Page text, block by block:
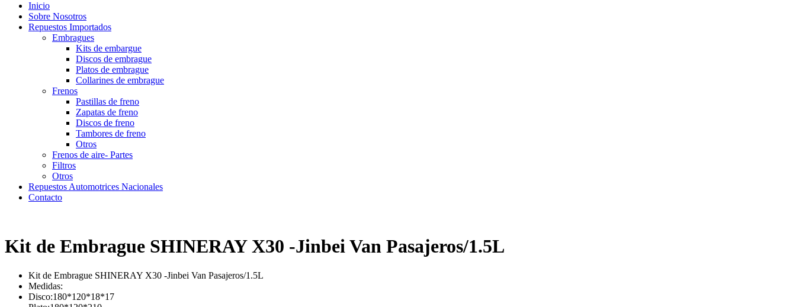
Inicio
Sobre Nosotros
Repuestos Importados
Embragues
Kits de embargue
Discos de embrague
Platos de embrague
Collarines de embrague
Frenos
Pastillas de freno
Zapatas de freno
Discos de freno
Tambores de freno
Otros
Frenos de aire- Partes
Filtros
Otros
Repuestos Automotrices Nacionales
Contacto
Kit de Embrague SHINERAY X30 -Jinbei Van Pasajeros/1.5L
Kit de Embrague SHINERAY X30 -Jinbei Van Pasajeros/1.5L
Medidas:
Disco:180*120*18*17